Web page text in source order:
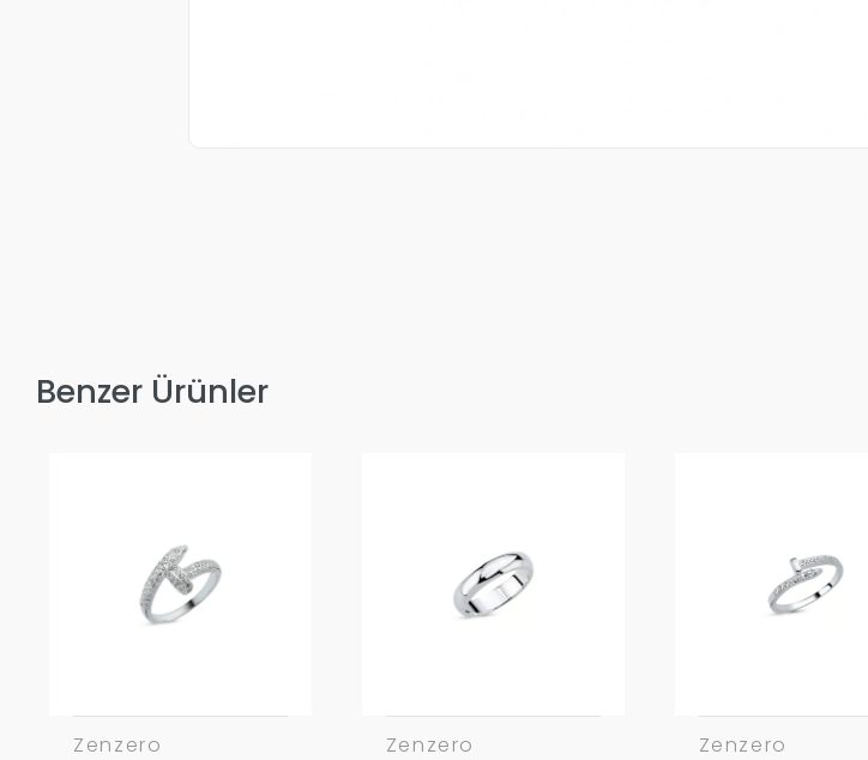
Benzer Ürünler
Zenzero Zenzero Zenzero